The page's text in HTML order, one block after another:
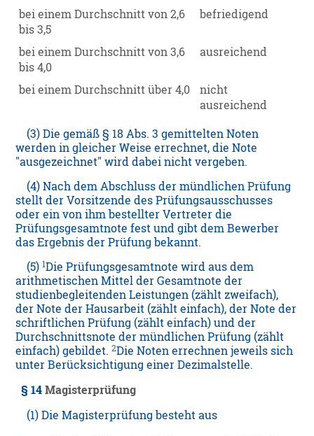
bei einem Durchschnitt von 2,6
bis 3,5
befriedigend
bei einem Durchschnitt von 3,6
bis 4,0
ausreichend
bei einem Durchschnitt über 4,0
nicht
ausreichend
(3) Die gemäß § 18 Abs. 3 gemittelten Noten
werden in gleicher Weise errechnet, die Note
"ausgezeichnet" wird dabei nicht vergeben.
(4) Nach dem Abschluss der mündlichen Prüfung
stellt der Vorsitzende des Prüfungsausschusses
oder ein von ihm bestellter Vertreter die
Prüfungsgesamtnote fest und gibt dem Bewerber
das Ergebnis der Prüfung bekannt.
(5)1Die Prüfungsgesamtnote wird aus dem
arithmetischen Mittel der Gesamtnote der
studienbegleitenden Leistungen (zählt zweifach),
der Note der Hausarbeit (zählt einfach), der Note der
schriftlichen Prüfung (zählt einfach) und der
Durchschnittsnote der mündlichen Prüfung (zählt
einfach) gebildet.2Die Noten errechnen jeweils sich
unter Berücksichtigung einer Dezimalstelle.
§ 14 Magisterprüfung
(1) Die Magisterprüfung besteht aus